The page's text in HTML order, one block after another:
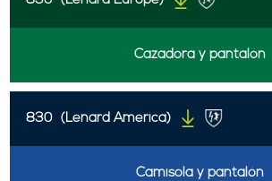
Cazadora y pantalón
830 (Lenard America)
Camisola y pantalón